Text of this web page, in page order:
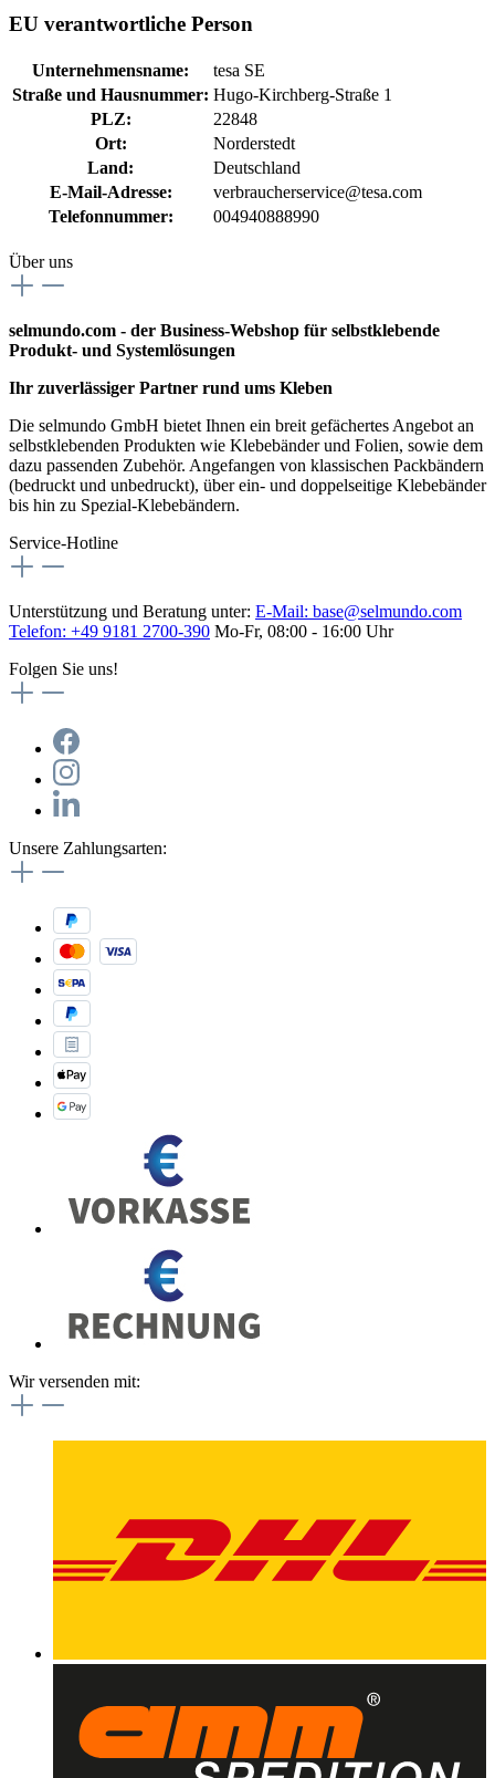
EU verantwortliche Person
Unternehmensname:
tesa SE
Straße und Hausnummer: Hugo-Kirchberg-Straße 1
PLZ:
22848
Ort:
Norderstedt
Land:
Deutschland
E-Mail-Adresse:
verbraucherservice@tesa.com
Telefonnummer:
004940888990
Über uns
selmundo.com - der Business-Webshop für selbstklebende
Produkt- und Systemlösungen
Ihr zuverlässiger Partner rund ums Kleben
Die selmundo GmbH bietet Ihnen ein breit gefächertes Angebot an
selbstklebenden Produkten wie Klebebänder und Folien, sowie dem
dazu passenden Zubehör. Angefangen von klassischen Packbändern
(bedruckt und unbedruckt), über ein- und doppelseitige Klebebänder
bis hin zu Spezial-Klebebändern.
Service-Hotline
Unterstützung und Beratung unter: E-Mail: base@selmundo.com
Telefon: +49 9181 2700-390 Mo-Fr, 08:00 - 16:00 Uhr
Folgen Sie uns!
Unsere Zahlungsarten:
Wir versenden mit: